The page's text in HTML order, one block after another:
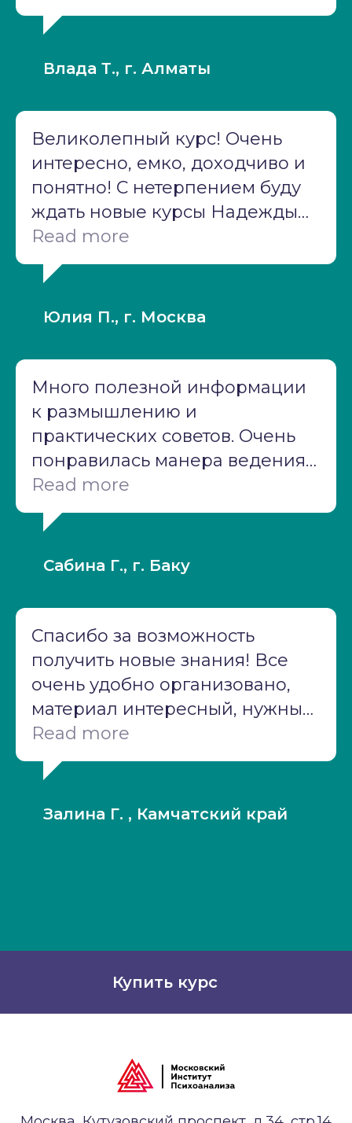
структурированная подача
материала, и отдельное
спасибо за практические
Влада Т., г. Алматы
Великолепный курс! Очень
интересно, емко, доходчиво и
понятно! С нетерпением буду
ждать новые курсы Надежды
Владимировны Мазуровой
Read more
Юлия П., г. Москва
Много полезной информации
к размышлению и
практических советов. Очень
понравилась манера ведения
не гнетуще-академическая и
одновременно много
серьезной подробной
"взрослой" информации. Есть
углубленной и "узкой"
тематической направленности
именно с Н.В. Мазуровой.
Read more
Сабина Г., г. Баку
Спасибо за возможность
получить новые знания! Все
очень удобно организовано,
материал интересный, нужный,
воспринимается легко.
Спасибо преподавателям и
организаторам!
Read more
Залина Г. , Камчатский край
Купить курс